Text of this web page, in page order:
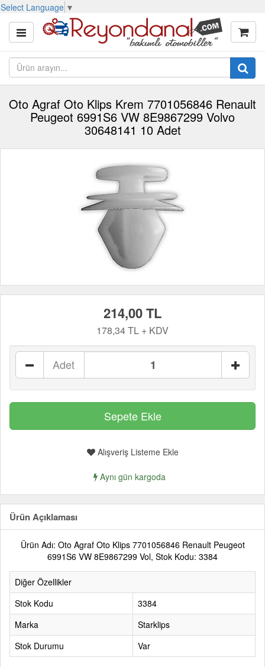
Select Language ▼
Oto Agraf Oto Klips Krem 7701056846 Renault
Peugeot 6991S6 VW 8E9867299 Volvo
30648141 10 Adet
214,00 TL
178,34 TL + KDV
Adet
Alışveriş Listeme Ekle
Aynı gün kargoda
Ürün Açıklaması
Ürün Adı: Oto Agraf Oto Klips 7701056846 Renault Peugeot
6991S6 VW 8E9867299 Vol, Stok Kodu: 3384
Diğer Özellikler
Stok Kodu
3384
Marka
Starklips
Stok Durumu
Var